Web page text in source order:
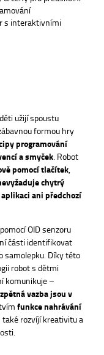
s interaktivními
užijí spoustu
formou hry
programování
a smyček . Robot
pomocí tlačítek
chytrý
ani předchozí
OID senzoru
části identifikovat
samolepku. Díky této
robot s dětmi
komunikuje –
vazba jsou v
funkce nahrávání
také rozvíjí kreativitu a